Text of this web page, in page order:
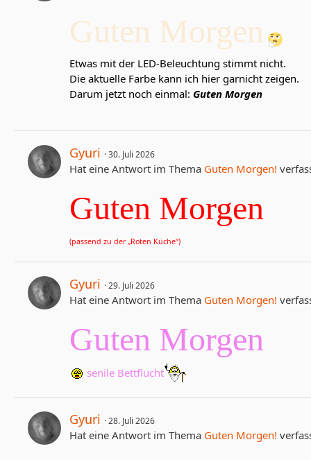
Guten Morgen
Etwas mit der LED-Beleuchtung stimmt nicht.
Die aktuelle Farbe kann ich hier garnicht zeigen.
Darum jetzt noch einmal: Guten Morgen
Gyuri 30. Juli 2026
Hat eine Antwort im Thema Guten Morgen!
Guten Morgen
(passend zu der „Roten Küche“)
Gyuri 29. Juli 2026
Hat eine Antwort im Thema Guten Morgen!
Guten Morgen
senile Bettflucht
Gyuri 28. Juli 2026
Hat eine Antwort im Thema Guten Morgen!